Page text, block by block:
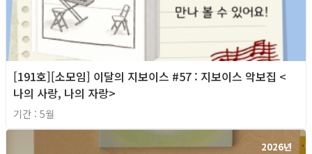
[191호][소모임] 이달의 지보이스 #57 : 지보이스 악보집 <
나의 사랑, 나의 자랑>
기간 : 5월
2026년